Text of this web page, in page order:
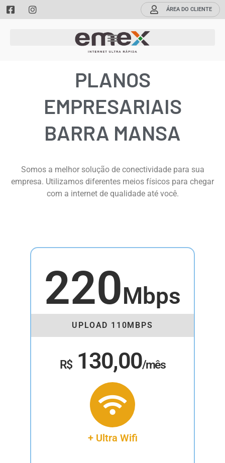
ÁREA DO CLIENTE
PLANOS
EMPRESARIAIS
BARRA MANSA
Somos a melhor solução de conectividade para sua
empresa. Utilizamos diferentes meios físicos para chegar
com a internet de qualidade até você.
220Mbps
UPLOAD 110MBPS
R$130,00/mês
+ Ultra Wifi